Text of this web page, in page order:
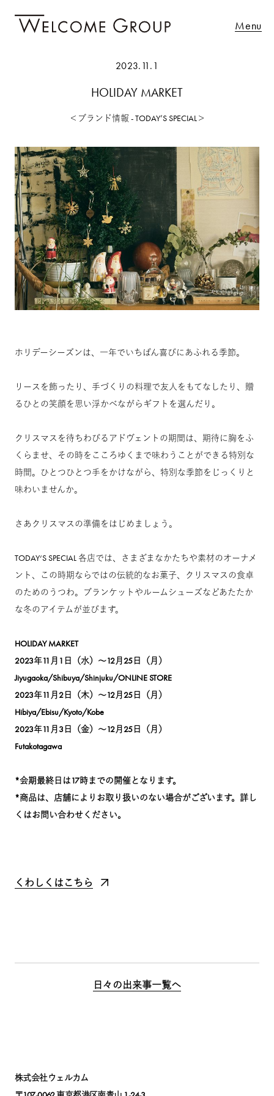
Menu
2023.11.1
HOLIDAY MARKET
＜ブランド情報 - TODAY’S SPECIAL＞
ホリデーシーズンは、一年でいちばん喜びにあふれる季節。
リースを飾ったり、手づくりの料理で友人をもてなしたり、贈
るひとの笑顔を思い浮かべながらギフトを選んだり。
クリスマスを待ちわびるアドヴェントの期間は、期待に胸をふ
くらませ、その時をこころゆくまで味わうことができる特別な
時間。ひとつひとつ手をかけながら、特別な季節をじっくりと
味わいませんか。
さあクリスマスの準備をはじめましょう。
TODAY‘S SPECIAL 各店では、さまざまなかたちや素材のオーナメ
ント、この時期ならではの伝統的なお菓子、クリスマスの食卓
のためのうつわ。ブランケットやルームシューズなどあたたか
な冬のアイテムが並びます。
HOLIDAY MARKET
2023年11月1日（水）～12月25日（月）
Jiyugaoka/Shibuya/Shinjuku/ONLINE STORE
2023年11月2日（木）～12月25日（月）
Hibiya/Ebisu/Kyoto/Kobe
2023年11月3日（金）～12月25日（月）
Futakotagawa
*会期最終日は17時までの開催となります。
*商品は、店舗によりお取り扱いのない場合がございます。詳し
くはお問い合わせください。
くわしくはこちら
日々の出来事一覧へ
株式会社ウェルカム